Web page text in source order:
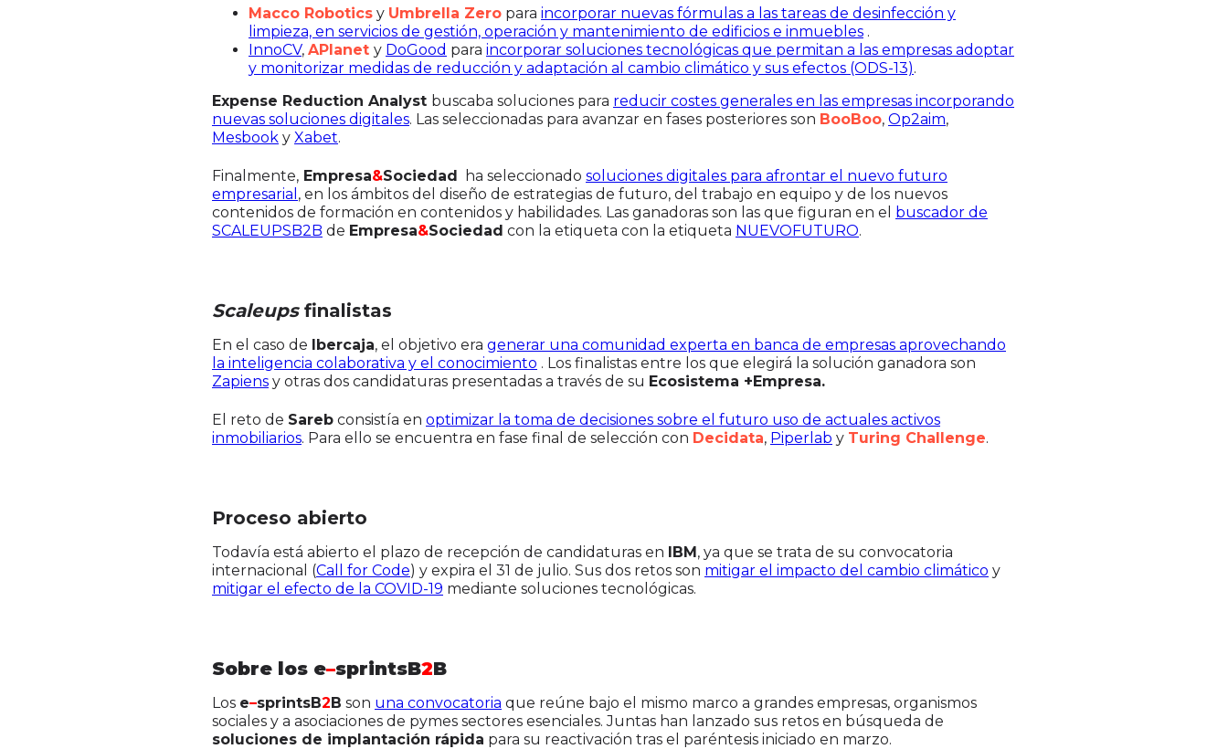
Macco Robotics y Umbrella Zero para incorporar nuevas fórmulas a las tareas de desinfección y
limpieza, en servicios de gestión, operación y mantenimiento de edificios e inmuebles .
InnoCV, APlanet y DoGood para incorporar soluciones tecnológicas que permitan a las empresas adoptar
y monitorizar medidas de reducción y adaptación al cambio climático y sus efectos (ODS-13).
Expense Reduction Analyst buscaba soluciones para reducir costes generales en las empresas incorporando
nuevas soluciones digitales. Las seleccionadas para avanzar en fases posteriores son BooBoo, Op2aim,
Mesbook y Xabet.
Finalmente, Empresa&Sociedad ha seleccionado soluciones digitales para afrontar el nuevo futuro
empresarial , en los ámbitos del diseño de estrategias de futuro, del trabajo en equipo y de los nuevos
contenidos de formación en contenidos y habilidades. Las ganadoras son las que figuran en el buscador de
SCALEUPSB2B de Empresa&Sociedad con la etiqueta con la etiqueta NUEVOFUTURO.
Scaleupsfinalistas
En el caso de Ibercaja, el objetivo era generar una comunidad experta en banca de empresas aprovechando
la inteligencia colaborativa y el conocimiento . Los finalistas entre los que elegirá la solución ganadora son
Zapiens y otras dos candidaturas presentadas a través de su Ecosistema +Empresa.
El reto de Sareb consistía en optimizar la toma de decisiones sobre el futuro uso de actuales activos
inmobiliarios. Para ello se encuentra en fase final de selección con Decidata, Piperlab y Turing Challenge.
Proceso abierto
Todavía está abierto el plazo de recepción de candidaturas en IBM, ya que se trata de su convocatoria
internacional (Call for Code) y expira el 31 de julio. Sus dos retos son mitigar el impacto del cambio climático y
mitigar el efecto de la COVID-19 mediante soluciones tecnológicas.
Sobre los e–sprintsB2B
Los e–sprintsB2B son una convocatoria que reúne bajo el mismo marco a grandes empresas, organismos
sociales y a asociaciones de pymes sectores esenciales. Juntas han lanzado sus retos en búsqueda de
soluciones de implantación rápida para su reactivación tras el paréntesis iniciado en marzo.